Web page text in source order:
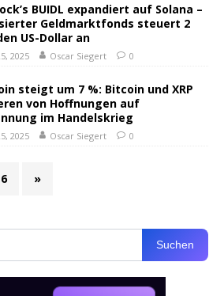
BUIDL expandiert auf Solana –
Geldmarktfonds steuert 2
US-Dollar an
2025 Oscar Siegert 0
steigt um 7 %: Bitcoin und XRP
von Hoffnungen auf
im Handelskrieg
2025 Oscar Siegert 0
6 »
Suchen